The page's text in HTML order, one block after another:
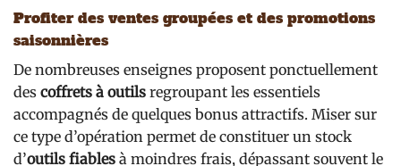
Profiter des ventes groupées et des promotions
saisonnières
De nombreuses enseignes proposent ponctuellement
des coffrets à outils regroupant les essentiels
accompagnés de quelques bonus attractifs. Miser sur
ce type d’opération permet de constituer un stock
d’outils fiables à moindres frais, dépassant souvent le